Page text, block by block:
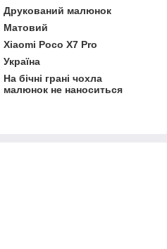
Друкований малюнок
Матовий
Xiaomi Poco X7 Pro
Україна
На бічні грані чохла
малюнок не наноситься